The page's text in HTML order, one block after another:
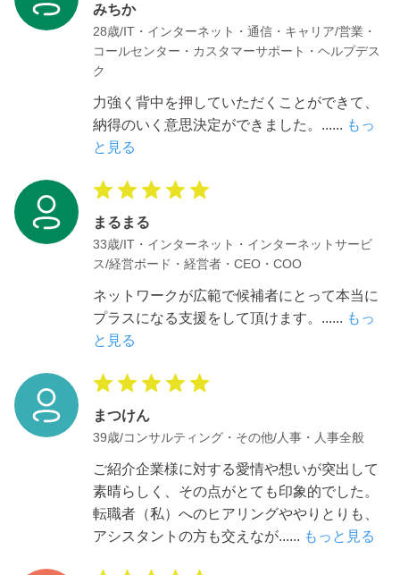
みちか
28歳/IT・インターネット・通信・キャリア/営業・
コールセンター・カスタマーサポート・ヘルプデス
ク
力強く背中を押していただくことができて、
納得のいく意思決定ができました。 ...... もっ
と見る
まるまる
33歳/IT・インターネット・インターネットサービ
ス/経営ボード・経営者・CEO・COO
ネットワークが広範で候補者にとって本当に
プラスになる支援をして頂けます。 ...... もっ
と見る
まつけん
39歳/コンサルティング・その他/人事・人事全般
ご紹介企業様に対する愛情や想いが突出して
素晴らしく、その点がとても印象的でした。
転職者（私）へのヒアリングややりとりも、
アシスタントの方も交えなが...... もっと見る